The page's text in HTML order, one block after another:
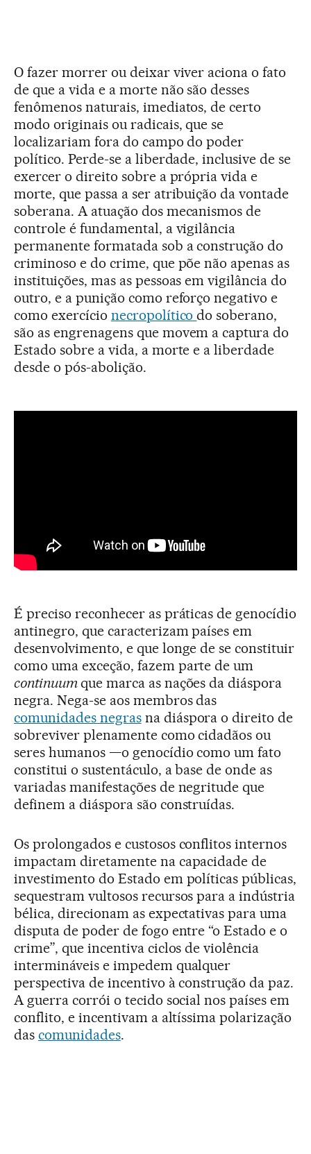
O fazer morrer ou deixar viver aciona o fato
de que a vida e a morte não são desses
fenômenos naturais, imediatos, de certo
modo originais ou radicais, que se
localizariam fora do campo do poder
político. Perde-se a liberdade, inclusive de se
exercer o direito sobre a própria vida e
morte, que passa a ser atribuição da vontade
soberana. A atuação dos mecanismos de
controle é fundamental, a vigilância
permanente formatada sob a construção do
criminoso e do crime, que põe não apenas as
instituições, mas as pessoas em vigilância do
outro, e a punição como reforço negativo e
como exercício necropolíticodo soberano,
são as engrenagens que movem a captura do
Estado sobre a vida, a morte e a liberdade
desde o pós-abolição.
É preciso reconhecer as práticas de genocídio
antinegro, que caracterizam países em
desenvolvimento, e que longe de se constituir
como uma exceção, fazem parte de um
continuumque marca as nações da diáspora
negra. Nega-se aos membros das
comunidades negrasna diáspora o direito de
sobreviver plenamente como cidadãos ou
seres humanos —o genocídio como um fato
constitui o sustentáculo, a base de onde as
variadas manifestações de negritude que
definem a diáspora são construídas.
Os prolongados e custosos conflitos internos
impactam diretamente na capacidade de
investimento do Estado em políticas públicas,
sequestram vultosos recursos para a indústria
bélica, direcionam as expectativas para uma
disputa de poder de fogo entre “o Estado e o
crime”, que incentiva ciclos de violência
intermináveis e impedem qualquer
perspectiva de incentivo à construção da paz.
A guerra corrói o tecido social nos países em
conflito, e incentivam a altíssima polarização
das comunidades.